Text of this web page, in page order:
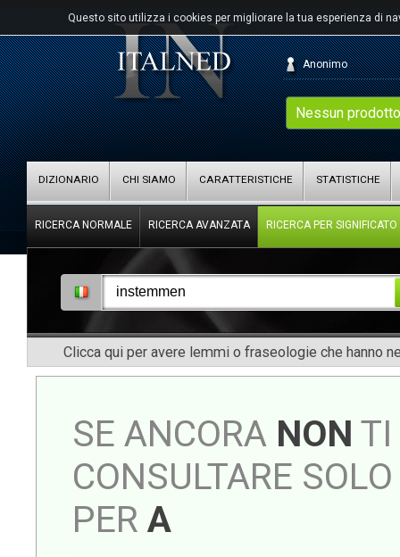
Questo sito utilizza i cookies per migliorare la tua esperienza di
Nessun
Anonimo
DIZIONARIO CHI SIAMO CARATTERISTICHE STATISTICHE
RICERCA NORMALE RICERCA AVANZATA RICERCA PER SIGNIFICATO
Clicca qui per avere lemmi o fraseologie che hanno
SE ANCORA NON TI
CONSULTARE
PER A